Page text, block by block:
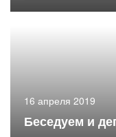
16 апреля 2019
Беседуем и